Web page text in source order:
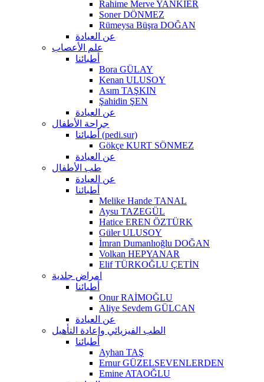
Rahime Merve YANKIER
Soner DÖNMEZ
Rümeysa Büşra DOĞAN
عن العيادة
علم الأعصاب
أطبائنا
Bora GÜLAY
Kenan ULUSOY
Asım TAŞKIN
Şahidin ŞEN
عن العيادة
جراحة الأطفال
أطبائنا (pedi.sur)
Gökçe KURT SÖNMEZ
عن العيادة
طب الأطفال
عن العيادة
أطبائنا
Melike Hande TANAL
Aysu TAZEGÜL
Hatice EREN ÖZTÜRK
Güler ULUSOY
İmran Dumanlıoğlu DOĞAN
Volkan HEPYANAR
Elif TÜRKOĞLU ÇETİN
امراض جلدية
أطبائنا
Onur RAİMOĞLU
Aliye Sevdem GÜLCAN
عن العيادة
الطب الفيزيائي وإعادة التأهيل
أطبائنا
Ayhan TAŞ
Ernur GÜZELSEVENLERDEN
Emine ATAOĞLU